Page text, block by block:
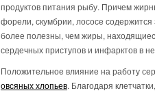
продуктов питания рыбу. Причем
форели, скумбрии, лососе
более полезны, чем жиры,
сердечных приступов и инфарктов в
Положительное влияние на работу
овсяных хлопьев. Благодаря